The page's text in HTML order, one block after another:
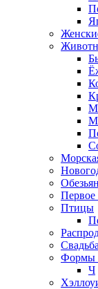
Первое
Птицы
Формы
Ч